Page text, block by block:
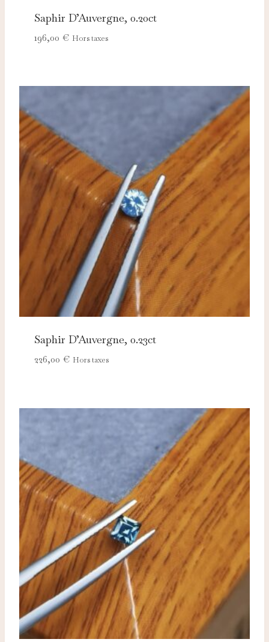
Saphir D’Auvergne, 0.20ct
196,00 € Hors taxes
Saphir D’Auvergne, 0.23ct
226,00 € Hors taxes
Nécessaires
Ces cookies sont indispensables au bon fonctionnement
du site et ne peuvent pas être désactivés.
Analytics
Ces cookies nous permettent de mesurer l'audience et
d'améliorer nos contenus (Google Analytics, Matomo…).
Marketing
Ces cookies servent à vous proposer des publicités
adaptées à vos centres d'intérêt.